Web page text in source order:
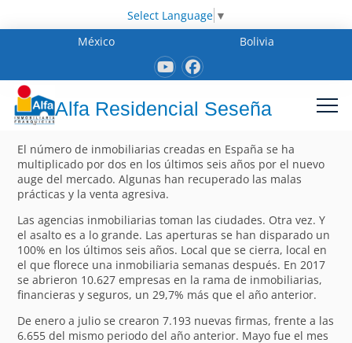
Select Language ▼
México
Bolivia
Alfa Residencial Seseña
El número de inmobiliarias creadas en España se ha
multiplicado por dos en los últimos seis años por el nuevo
auge del mercado. Algunas han recuperado las malas
prácticas y la venta agresiva.
Las agencias inmobiliarias toman las ciudades. Otra vez. Y
el asalto es a lo grande. Las aperturas se han disparado un
100% en los últimos seis años. Local que se cierra, local en
el que florece una inmobiliaria semanas después. En 2017
se abrieron 10.627 empresas en la rama de inmobiliarias,
financieras y seguros, un 29,7% más que el año anterior.
De enero a julio se crearon 7.193 nuevas firmas, frente a las
6.655 del mismo periodo del año anterior. Mayo fue el mes